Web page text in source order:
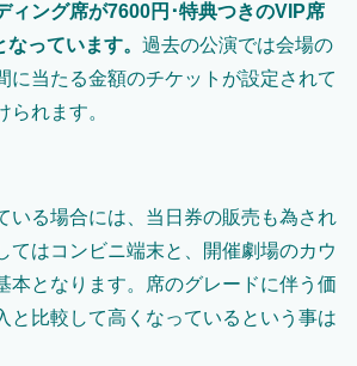
ィング席が7600円･特典つきのVIP席
っています。 過去の公演では会場の
に当たる金額のチケットが設定されて
られます。
いる場合には、当日券の販売も為され
てはコンビニ端末と、開催劇場のカウ
本となります。席のグレードに伴う価
と比較して高くなっているという事は